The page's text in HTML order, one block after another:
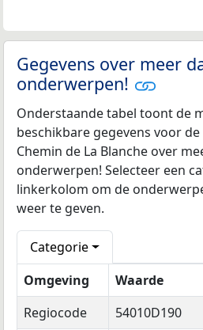
Gegevens over meer
onderwerpen!
Onderstaande tabel toont de
beschikbare gegevens voor
Chemin de La Blanche over
onderwerpen! Selecteer een
linkerkolom om de
weer te geven.
Categorie
Omgeving
Waarde
Regiocode
54010D190